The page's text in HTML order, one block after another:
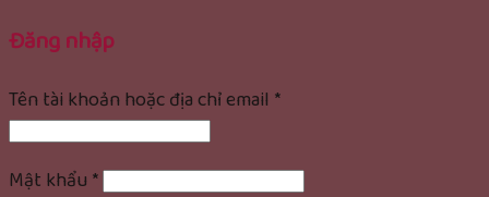
Đăng nhập
Tên tài khoản hoặc địa chỉ email *
Mật khẩu*